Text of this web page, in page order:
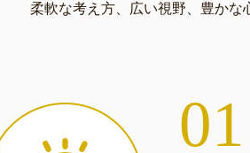
柔軟な考え方、広い視野、豊かな
01